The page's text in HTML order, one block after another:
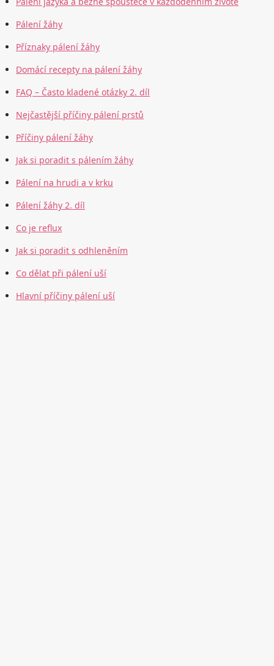
Pálení žáhy
Příznaky pálení žáhy
Domácí recepty na pálení žáhy
FAQ – Často kladené otázky 2. díl
Nejčastější příčiny pálení prstů
Příčiny pálení žáhy
Jak si poradit s pálením žáhy
Pálení na hrudi a v krku
Pálení žáhy 2. díl
Co je reflux
Jak si poradit s odhleněním
Co dělat při pálení uší
Hlavní příčiny pálení uší